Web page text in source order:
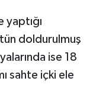
yaptığı
doldurulmuş
ise 18
sahte içki ele